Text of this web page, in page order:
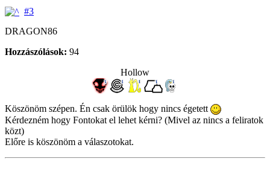
#3
DRAGON86
Hozzászólások: 94
Hollow
Köszönöm szépen. Én csak örülök hogy nincs égetett
Kérdezném hogy Fontokat el lehet kérni? (Mivel az nincs a feliratok
közt)
Előre is köszönöm a válaszotokat.